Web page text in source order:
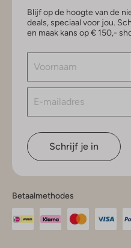
Blijf op de hoogte van de
deals, speciaal voor jou.
en maak kans op € 150,-
Schrijf je in
Betaalmethodes